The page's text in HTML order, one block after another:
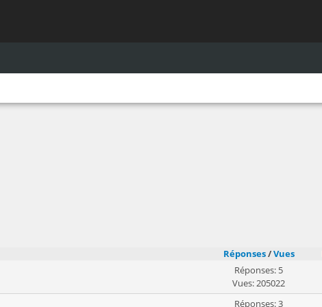
Réponses/Vues
Réponses: 5
Vues: 205022
Réponses: 3